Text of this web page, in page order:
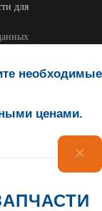
для
необходимые
ценами.